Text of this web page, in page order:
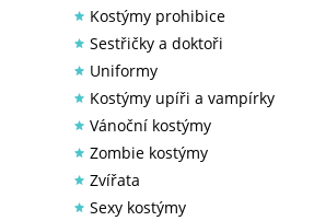
Kostýmy prohibice
Sestřičky a doktoři
Uniformy
Kostýmy upíři a vampírky
Vánoční kostýmy
Zombie kostýmy
Zvířata
Sexy kostýmy